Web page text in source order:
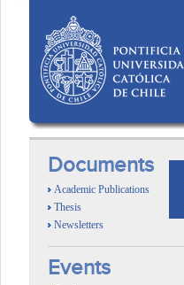
Documents
Academic Publications
Thesis
Newsletters
Events